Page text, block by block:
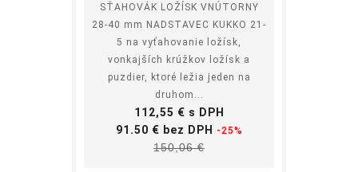
SŤAHOVÁK LOŽÍSK VNÚTORNY
28-40 mm NADSTAVEC KUKKO 21-
5 na vyťahovanie ložísk,
vonkajších krúžkov ložísk a
puzdier, ktoré ležia jeden na
druhom...
Cena
112,55 € s DPH
91.50 € bez DPH Základná
-25%
150,06 €Cena